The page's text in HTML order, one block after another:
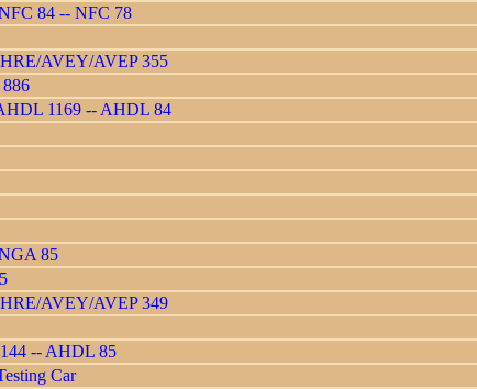
84 -- NFC 78
AVEY/AVEP 355
1169 -- AHDL 84
85
AVEY/AVEP 349
-- AHDL 85
Car